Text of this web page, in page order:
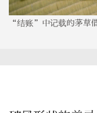
“结账”中记载的茅草